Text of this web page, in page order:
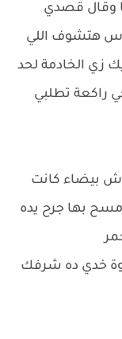
وقال قصدي
هتشوف اللي
زي الخادمة لحد
راكعة تطلبي
بيضاء كانت
بها جرح يده
خدي ده شرفك